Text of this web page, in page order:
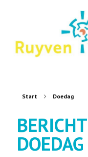
Start Doedag
DOEDAG